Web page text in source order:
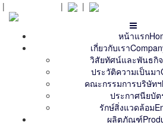
| | |
หน้าแรก
เกี่ยวกับเรา
วิสัยทัศน์และพันธกิจ
ประวัติความเป็นมา
คณะกรรมการบริษัทฯ
ประกาศนียบัต
รักษ์สิ่งแวดล้อม
ผลิตภัณฑ์